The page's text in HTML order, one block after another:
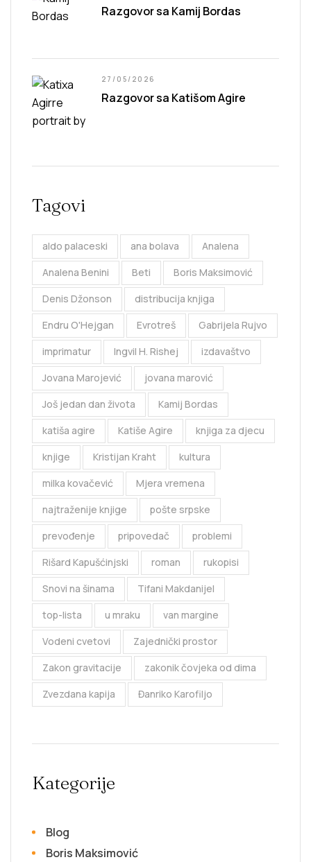
Razgovor sa Kamij Bordas
Razgovor sa Katišom Agire
27/05/2026
Tagovi
aldo palaceski ana bolava
Analena
Analena Benini
Beti
Boris Maksimović
Denis Džonson
distribucija knjiga
Endru O'Hejgan
Evrotreš
Gabrijela Rujvo
imprimatur
Ingvil H. Rishej
izdavaštvo
Jovana Marojević
jovana marović
Još jedan dan života
Kamij Bordas
katiša agire
Katiše Agire
knjiga za djecu
knjige
Kristijan Kraht
kultura
milka kovačević
Mjera vremena
najtraženije knjige
pošte srpske
prevođenje
pripovedač
problemi
Rišard Kapušćinjski
roman
rukopisi
Snovi na šinama
Tifani Makdanijel
top-lista
u mraku
van margine
Vodeni cvetovi
Zajednički prostor
Zakon gravitacije
zakonik čovjeka od dima
Zvezdana kapija
Đanriko Karofiljo
Kategorije
Blog
Boris Maksimović